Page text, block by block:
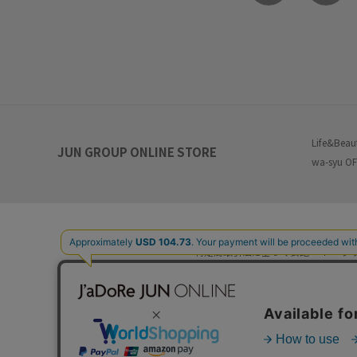
JUN GROUP ONLINE STORE
wa-syu
特定商取引法に基づく表記 プ